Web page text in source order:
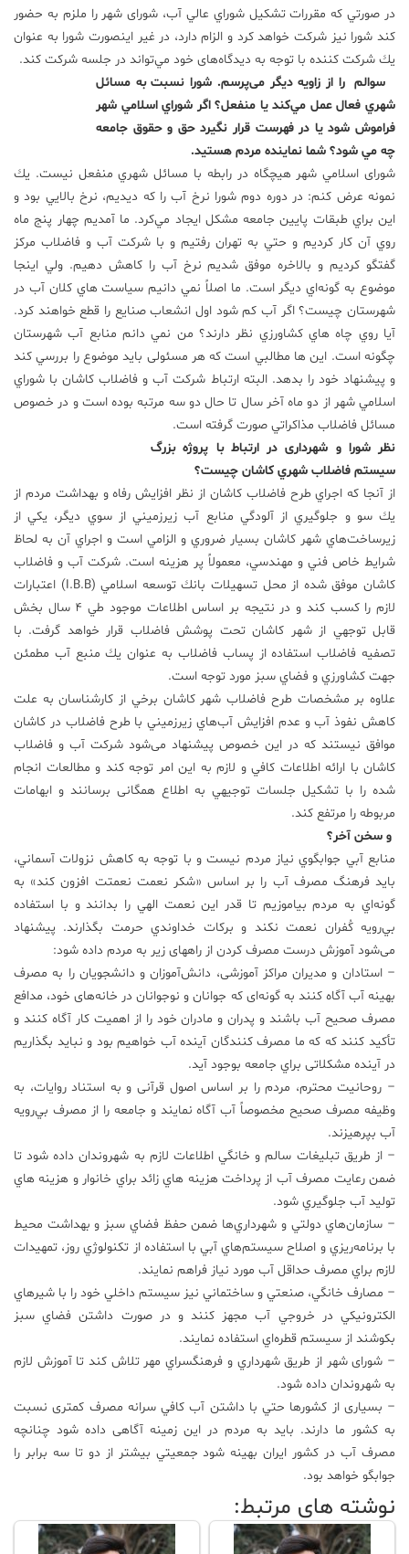
در صورتي كه مقررات تشكيل شوراي عالي آب، شورای شهر را ملزم به حضور
کند شورا نيز شركت خواهد كرد و الزام دارد، در غير اينصورت شورا به عنوان
يك شركت كننده با توجه به دیدگاه‌های خود مي‌تواند در جلسه شركت کند.
سوالم را از زاویه دیگر می‌پرسم. شورا نسبت به مسائل
شهري فعال عمل مي‌كند يا منفعل؟ اگر شوراي اسلامي شهر
فراموش شود يا در فهرست قرار نگيرد حق و حقوق جامعه
چه مي شود؟ شما نماينده مردم هستيد.
شورای اسلامي شهر هيچگاه در رابطه با مسائل شهري منفعل نيست. يك
نمونه عرض كنم: در دوره دوم شورا نرخ آب را كه ديديم، نرخ بالايي بود و
اين براي طبقات پايين جامعه مشكل ايجاد مي‌كرد. ما آمديم چهار پنج ماه
روي آن كار كرديم و حتي به تهران رفتيم و با شركت آب و فاضلاب مركز
گفتگو كرديم و بالاخره موفق شديم نرخ آب را كاهش دهيم. ولي اينجا
موضوع به گونه‌اي ديگر است. ما اصلاً نمي دانيم سياست هاي كلان آب در
شهرستان چيست؟ اگر آب كم شود اول انشعاب صنايع را قطع خواهند كرد.
آيا روي چاه هاي كشاورزي نظر دارند؟ من نمي دانم منابع آب شهرستان
چگونه است. اين ها مطالبي است كه هر مسئولی بايد موضوع را بررسي كند
و پيشنهاد خود را بدهد. البته ارتباط شركت آب و فاضلاب كاشان با شوراي
اسلامي شهر از دو ماه آخر سال تا حال دو سه مرتبه بوده است و در خصوص
مسائل فاضلاب مذاكراتي صورت گرفته است.
نظر شورا و شهرداری در ارتباط با پروژه بزرگ
سيستم فاضلاب شهري كاشان چیست؟
از آنجا كه اجراي طرح فاضلاب كاشان از نظر افزايش رفاه و بهداشت مردم از
يك سو و جلوگيري از آلودگي منابع آب زيرزميني از سوي ديگر، يكي از
زيرساخت‌هاي شهر كاشان بسيار ضروري و الزامي است و اجراي آن به لحاظ
شرایط خاص فني و مهندسي، معمولاً پر هزينه است. شركت آب و فاضلاب
كاشان موفق شده از محل تسهيلات بانك توسعه اسلامي (I.B.B) اعتبارات
لازم را کسب کند و در نتیجه بر اساس اطلاعات موجود طي 4 سال بخش
قابل توجهي از شهر كاشان تحت پوشش فاضلاب قرار خواهد گرفت. با
تصفيه فاضلاب استفاده از پساب فاضلاب به عنوان يك منبع آب مطمئن
جهت كشاورزي و فضاي سبز مورد توجه است.
علاوه بر مشخصات طرح فاضلاب شهر كاشان برخي از كارشناسان به علت
كاهش نفوذ آب و عدم افزايش آب‌هاي زيرزميني با طرح فاضلاب در كاشان
موافق نیستند كه در اين خصوص پیشنهاد می‌شود شركت آب و فاضلاب
كاشان با ارائه اطلاعات كافي و لازم به اين امر توجه کند و مطالعات انجام
شده را با تشكيل جلسات توجيهي به اطلاع همگانی برسانند و ابهامات
مربوطه را مرتفع کند.
و سخن آخر؟
منابع آبي جوابگوي نیاز مردم نيست و با توجه به كاهش نزولات آسماني،
باید فرهنگ مصرف آب را بر اساس «شكر نعمت نعمتت افزون كند» به
گونه‌اي به مردم بياموزيم تا قدر اين نعمت الهي را بدانند و با استفاده
بي‌رويه كُفران نعمت نکند و بركات خداوندي حرمت بگذارند. پیشنهاد
می‌شود آموزش درست مصرف كردن از راههای زیر به مردم داده شود:
– استادان و مديران مراكز آموزشی، دانش‌آموزان و دانشجويان را به مصرف
بهينه آب آگاه كنند به گونه‌ای که جوانان و نوجوانان در خانه‌های خود، مدافع
مصرف صحیح آب باشند و پدران و مادران خود را از اهمیت کار آگاه کنند و
تأکید کنند که كه ما مصرف كنندگان آینده آب خواهيم بود و نباید بگذاریم
در آينده مشكلاتی براي جامعه بوجود آيد.
– روحانيت محترم، مردم را بر اساس اصول قرآنی و به استناد روایات، به
وظيفه مصرف صحيح مخصوصاً آب آگاه نمايند و جامعه را از مصرف بي‌رويه
آب بپرهیزند.
– از طريق تبليغات سالم و خانگي اطلاعات لازم به شهروندان داده شود تا
ضمن رعايت مصرف آب از پرداخت هزينه هاي زائد براي خانوار و هزينه هاي
توليد آب جلوگيري شود.
– سازمان‌هاي دولتي و شهرداري‌ها ضمن حفظ فضاي سبز و بهداشت محیط
با برنامه‌ريزي و اصلاح سيستم‌هاي آبي با استفاده از تكنولوژي روز، تمهيدات
لازم براي مصرف حداقل آب مورد نياز فراهم نمايند.
– مصارف خانگي، صنعتي و ساختماني نيز سيستم داخلي خود را با شيرهاي
الكترونيكي در خروجي آب مجهز کنند و در صورت داشتن فضاي سبز
بکوشند از سيستم قطره‌اي استفاده نمايند.
– شورای شهر از طریق شهرداري و فرهنگسراي مهر تلاش کند تا آموزش لازم
به شهروندان داده شود.
– بسیاری از كشورها حتي با داشتن آب كافي سرانه مصرف کمتری نسبت
به کشور ما دارند. باید به مردم در این زمینه آگاهی داده شود چنانچه
مصرف آب در كشور ايران بهينه شود جمعيتي بيشتر از دو تا سه برابر را
جوابگو خواهد بود.
نوشته های مرتبط: